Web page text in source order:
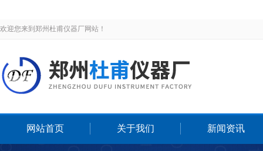
欢迎您来到郑州杜甫仪器厂网站！
网站首页 关于我们 新闻资讯